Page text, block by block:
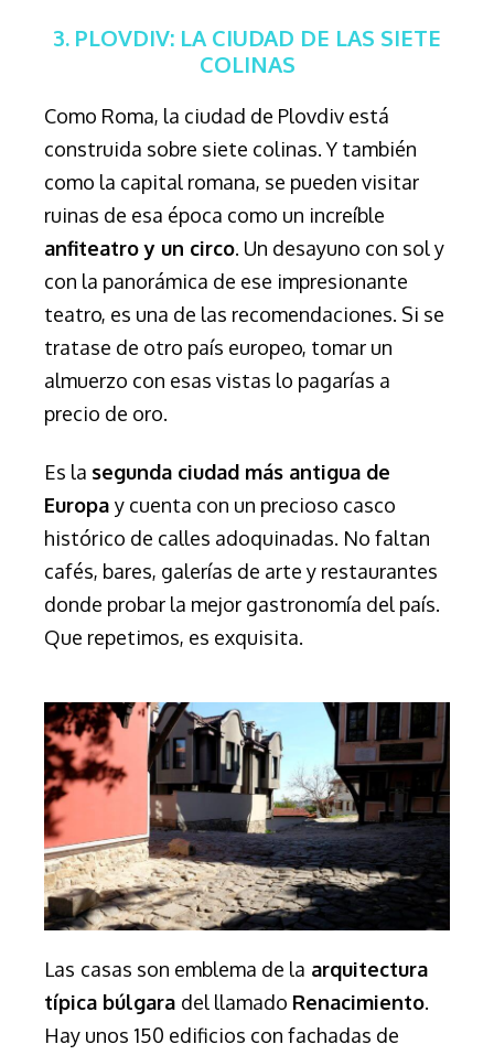
3. PLOVDIV: LA CIUDAD DE LAS SIETE
COLINAS
Como Roma, la ciudad de Plovdiv está
construida sobre siete colinas. Y también
como la capital romana, se pueden visitar
ruinas de esa época como un increíble
anfiteatro y un circo. Un desayuno con sol y
con la panorámica de ese impresionante
teatro, es una de las recomendaciones. Si se
tratase de otro país europeo, tomar un
almuerzo con esas vistas lo pagarías a
precio de oro.
Es la segunda ciudad más antigua de
Europa y cuenta con un precioso casco
histórico de calles adoquinadas. No faltan
cafés, bares, galerías de arte y restaurantes
donde probar la mejor gastronomía del país.
Que repetimos, es exquisita.
Las casas son emblema de la arquitectura
típica búlgara del llamado Renacimiento.
Hay unos 150 edificios con fachadas de